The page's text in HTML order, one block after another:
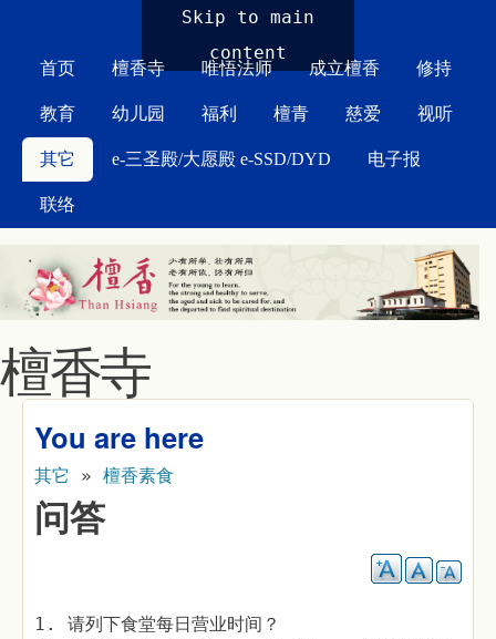
Skip to main
content
首页 檀香寺 唯悟法师 成立檀香 修持
教育 幼儿园 福利 檀青 慈爱 视听
其它 e-三圣殿/大愿殿 e-SSD/DYD 电子报
联络
檀香寺
You are here
其它 » 檀香素食
问答
1. 请列下食堂每日营业时间？